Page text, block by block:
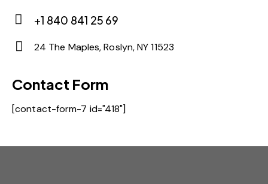
E-
m
ail:
Ph
on
+1 840 841 25 69
dr
s:
24 The Maples, Roslyn, NY 11523
Contact Form
[contact-form-7 id="418"]